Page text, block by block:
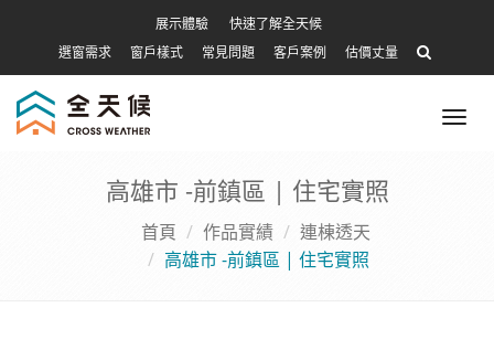
展示體驗
快速了解全天候
選窗需求
窗戶樣式 常見問題 客戶案例 估價丈量
高雄市 -前鎮區 | 住宅實照
首頁 作品實績
連棟透天
高雄市 -前鎮區 | 住宅實照